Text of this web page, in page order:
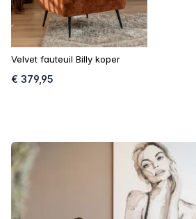
Velvet fauteuil Billy koper
€ 379,95